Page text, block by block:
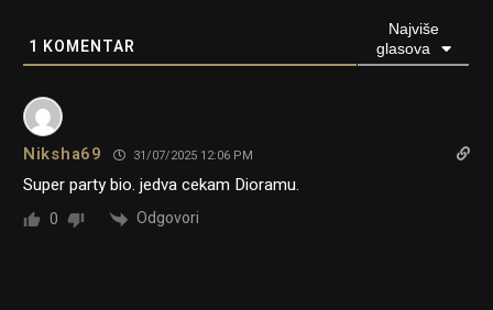
1 KOMENTAR
Najviše
glasova
Niksha69 31/07/2025 12:06 PM
Super party bio. jedva cekam Dioramu.
0 Odgovori